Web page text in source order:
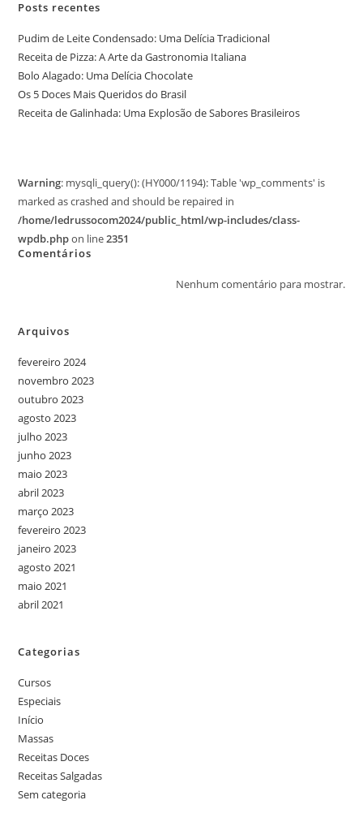
Posts recentes
Pudim de Leite Condensado: Uma Delícia Tradicional
Receita de Pizza: A Arte da Gastronomia Italiana
Bolo Alagado: Uma Delícia Chocolate
Os 5 Doces Mais Queridos do Brasil
Receita de Galinhada: Uma Explosão de Sabores Brasileiros
Warning: mysqli_query(): (HY000/1194): Table 'wp_comments' is
marked as crashed and should be repaired in
/home/ledrussocom2024/public_html/wp-includes/class-
wpdb.phpon line2351
Comentários
Nenhum comentário para mostrar.
Arquivos
fevereiro 2024
novembro 2023
outubro 2023
agosto 2023
julho 2023
junho 2023
maio 2023
abril 2023
março 2023
fevereiro 2023
janeiro 2023
agosto 2021
maio 2021
abril 2021
Categorias
Cursos
Especiais
Início
Massas
Receitas Doces
Receitas Salgadas
Sem categoria